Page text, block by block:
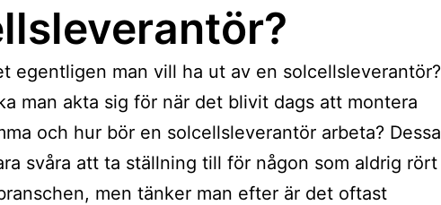
egentligen man vill ha ut av en solcellsleverantör?
man akta sig för när det blivit dags att montera
och hur bör en solcellsleverantör arbeta? Dessa
svåra att ta ställning till för någon som aldrig rört
men tänker man efter är det oftast